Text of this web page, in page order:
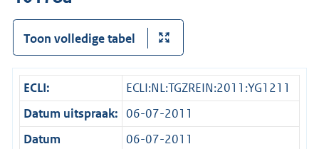
Toon volledige tabel
ECLI:
ECLI:NL:TGZREIN:2011:YG1211
Datum uitspraak: 06-07-2011
Datum
06-07-2011